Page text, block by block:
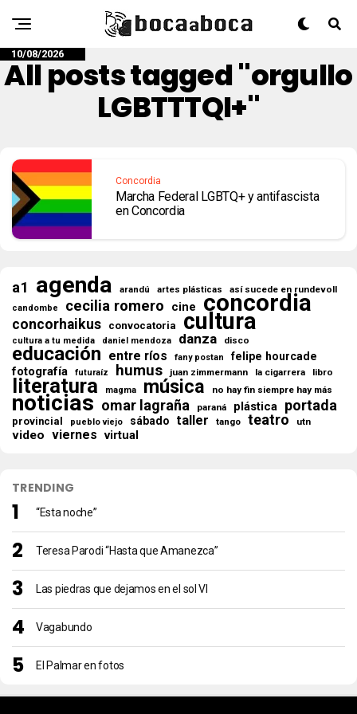
10/08/2026
All posts tagged "orgullo
LGBTTTQI+"
Concordia
Marcha Federal LGBTQ+ y antifascista
en Concordia
a1 agenda arandú artes plásticas así sucede en rundevoll
candombe cecilia romero cine concordia
concorhaikus convocatoria cultura
cultura a tu medida daniel mendoza danza disco
educación entre ríos fany postan felipe hourcade
fotografía futuraíz humus juan zimmermann la cigarrera libro
literatura magma música no hay fin siempre hay más
noticias omar lagraña paraná plástica portada
provincial pueblo viejo sábado taller tango teatro utn
video viernes virtual
TRENDING
“Esta noche”
Teresa Parodi “Hasta que Amanezca”
Las piedras que dejamos en el sol VI
Vagabundo
El Palmar en fotos